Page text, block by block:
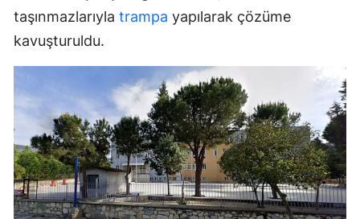
taşınmazlarıyla trampa yapılarak çözüme
kavuşturuldu.